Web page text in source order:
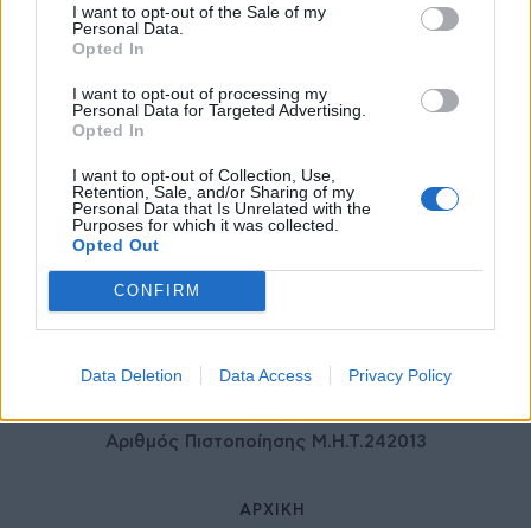
I want to opt-out of the Sale of my
Personal Data.
Opted In
I want to opt-out of processing my
Personal Data for Targeted Advertising.
Opted In
I want to opt-out of Collection, Use,
Retention, Sale, and/or Sharing of my
Personal Data that Is Unrelated with the
Purposes for which it was collected.
Opted Out
CONFIRM
Data Deletion Data Access Privacy Policy
ιδιωτικού τομέα
27 Φεβρουαρίου 2026
© HealthStories - All rights reserved.
Αριθμός Πιστοποίησης Μ.Η.Τ.242013
ΑΡΧΙΚΉ